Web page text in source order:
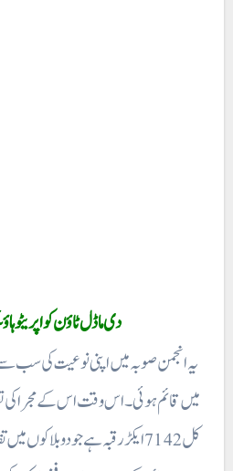
دی ماڈل ٹاؤن کو اپریٹو